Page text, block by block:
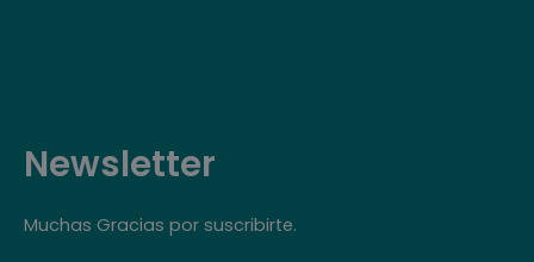
Newsletter
Muchas Gracias por suscribirte.